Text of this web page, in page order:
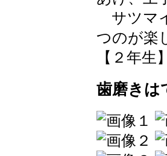
サツマ
つのが楽
【２年生
歯磨きは